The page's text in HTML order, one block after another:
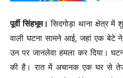
पूर्वी सिंहभूम। सिदगोड़ा थाना क्षेत्र में
वाली घटना सामने आई, जहां एक बेटे
उन पर जानलेवा हमला कर दिया।
की है। रात में अचानक एक घर से